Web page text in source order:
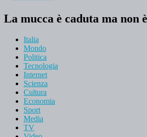
La mucca è caduta ma non
Italia
Mondo
Politica
Tecnologia
Internet
Scienza
Cultura
Economia
Sport
Media
TV